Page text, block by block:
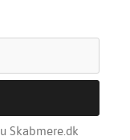
Skabmere.dk